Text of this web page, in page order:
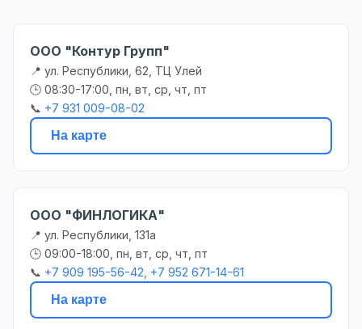
ООО "Контур Групп"
📍 ул. Республики, 62, ТЦ Улей
🕒 08:30-17:00, пн, вт, ср, чт, пт
📞 +7 931 009-08-02
На карте
ООО "ФИНЛОГИКА"
📍 ул. Республики, 131а
🕒 09:00-18:00, пн, вт, ср, чт, пт
📞 +7 909 195-56-42, +7 952 671-14-61
На карте